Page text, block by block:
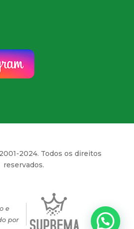
2024. Todos os direitos
reservados.
e
por